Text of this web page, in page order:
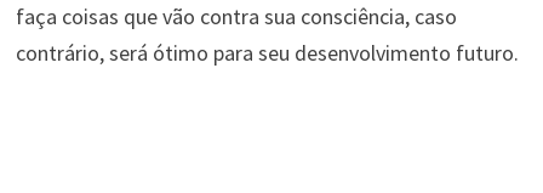
faça coisas que vão contra sua consciência, caso
contrário, será ótimo para seu desenvolvimento futuro.